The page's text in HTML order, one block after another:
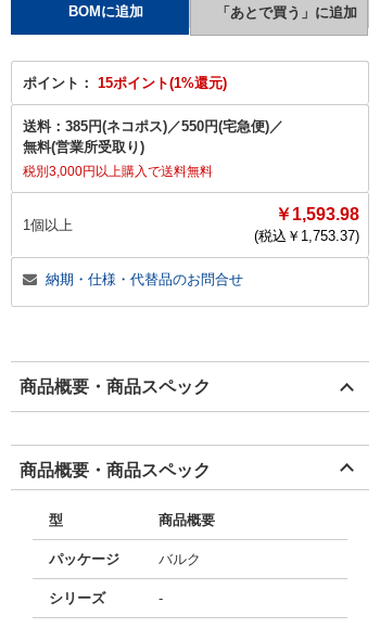
ポイント： 15ポイント(1%還元)
送料： 385円(ネコポス)／550円(宅急便)／
無料(営業所受取り)
税別3,000円以上購入で送料無料
1個以上
￥1,593.98
(税込￥ 1,753.37)
納期・仕様・代替品のお問合せ
商品概要・商品スペック
商品概要・商品スペック
型 商品概要
パッケージ バルク
シリーズ -